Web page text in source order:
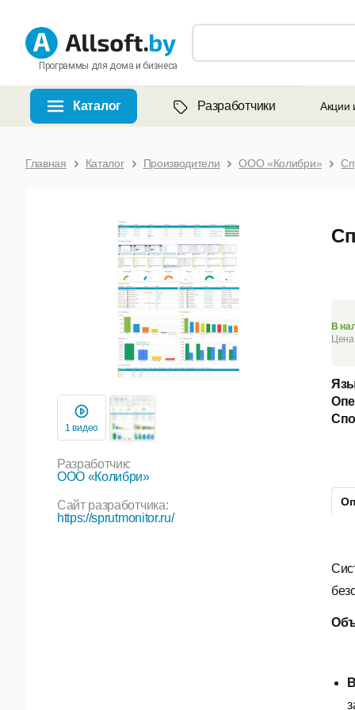
Программы для дома и бизнеса
Каталог Разработчики Акции
Главная Каталог Производители ООО «Колибри»
1 видео
Разработчик:
ООО «Колибри»
Сайт разработчика:
https://sprutmonitor.ru/
В